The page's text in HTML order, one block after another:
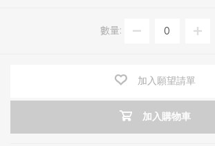
數量:
加入願望請單
加入購物車